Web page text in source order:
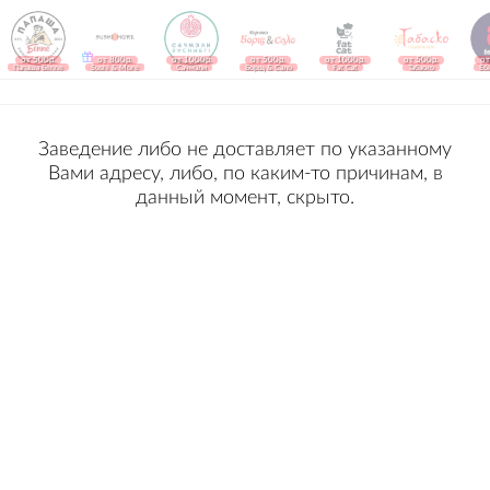
от 500р.
Папаша Беппе
от 800р.
Sushi & More
от 1000р.
Сачмэли
от 500р.
Борщ & Сало
от 1000р.
Fat Cat
от 500р.
Табаско
Заведение либо не доставляет по указанному
Вами адресу, либо, по каким-то причинам, в
данный момент, скрыто.